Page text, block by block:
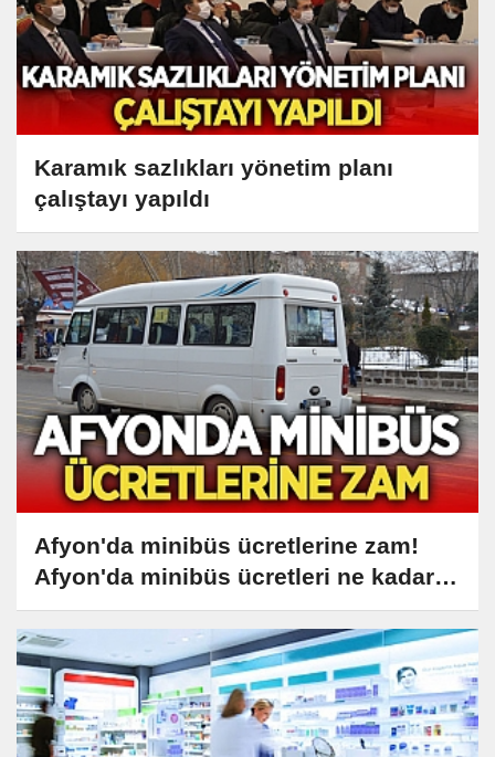
Karamık sazlıkları yönetim planı
çalıştayı yapıldı
Afyon'da minibüs ücretlerine zam!
Afyon'da minibüs ücretleri ne kadar
oldu?